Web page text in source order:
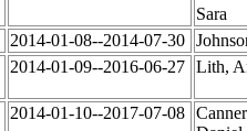
Sara
2014-01-08--2014-07-30
2014-01-09--2016-06-27 Lith,
2014-01-10--2017-07-08